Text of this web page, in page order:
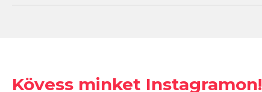
Kövess minket Instagramon!